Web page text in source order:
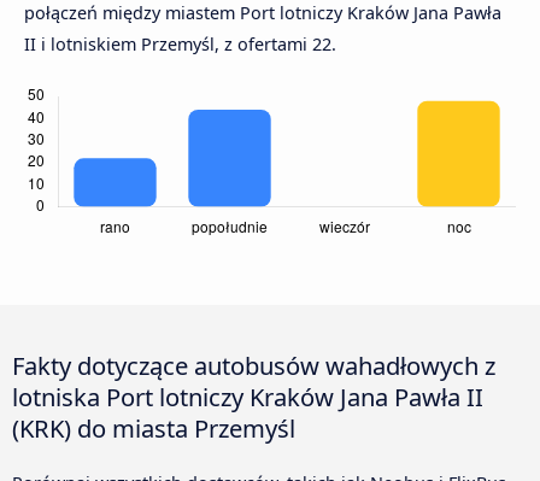
połączeń między miastem Port lotniczy Kraków Jana Pawła
II i lotniskiem Przemyśl, z ofertami 22.
Fakty dotyczące autobusów wahadłowych z
lotniska Port lotniczy Kraków Jana Pawła II
(KRK) do miasta Przemyśl